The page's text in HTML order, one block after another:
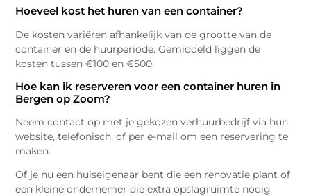
Hoeveel kost het huren van een container?
De kosten variëren afhankelijk van de grootte van de
container en de huurperiode. Gemiddeld liggen de
kosten tussen €100 en €500.
Hoe kan ik reserveren voor een container huren in
Bergen op Zoom?
Neem contact op met je gekozen verhuurbedrijf via hun
website, telefonisch, of per e-mail om een reservering te
maken.
Of je nu een huiseigenaar bent die een renovatie plant of
een kleine ondernemer die extra opslagruimte nodig